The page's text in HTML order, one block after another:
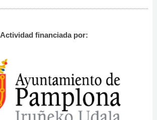
Actividad financiada por: